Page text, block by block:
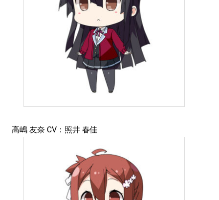
高嶋 友奈 CV：照井 春佳